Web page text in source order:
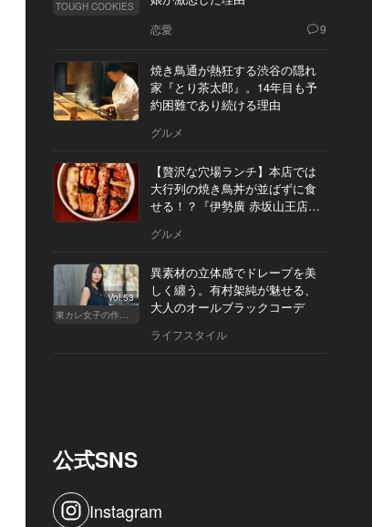
TOUGH COOKIES
恋愛 9
焼き鳥通が熱狂する渋谷の隠れ
家『とり茶太郎』。14年目も予
約困難であり続ける理由
グルメ
【贅沢な穴場ランチ】本店では
大行列の焼き鳥丼が並ばずに食
せる！？『伊勢廣 赤坂山王店』
グルメ
Vol.53
東カレ女子の作り方
異素材の立体感でドレープを美
しく纏う。有村架純が魅せる、
大人のオールブラックコーデ
ライフスタイル
公式SNS
Instagram